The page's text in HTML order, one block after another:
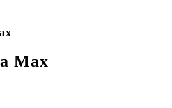
Max